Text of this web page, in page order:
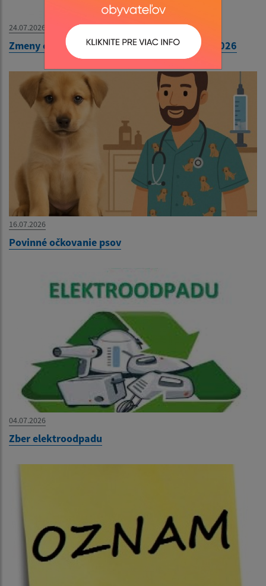
24.07.2026
Zmeny cestovných poriadkov od 1. augusta 2026
16.07.2026
Povinné očkovanie psov
04.07.2026
Zber elektroodpadu